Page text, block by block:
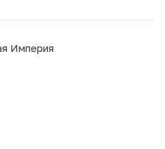
Империя